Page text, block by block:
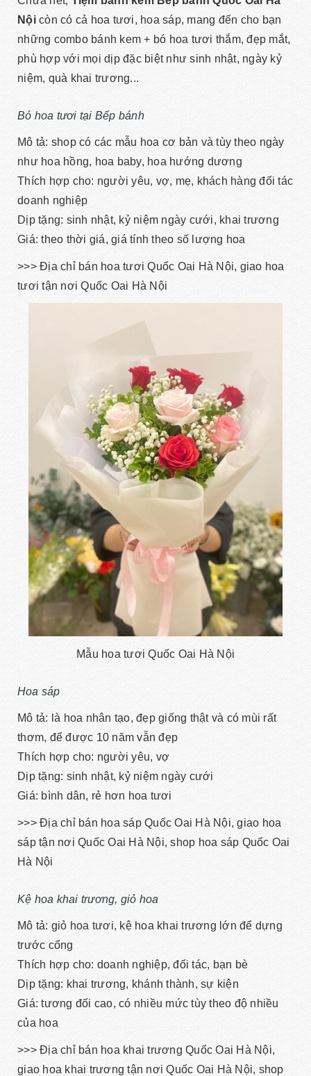
Nộicòn có cả hoa tươi, hoa sáp, mang đến cho bạn
những combo bánh kem + bó hoa tươi thắm, đẹp mắt,
phù hợp với mọi dịp đặc biệt như sinh nhật, ngày kỷ
niệm, quà khai trương...
Bó hoa tươi tại Bếp bánh
Mô tả: shop có các mẫu hoa cơ bản và tùy theo ngày
như hoa hồng, hoa baby, hoa hướng dương
Thích hợp cho: người yêu, vợ, mẹ, khách hàng đối tác
doanh nghiệp
Dịp tặng: sinh nhật, kỷ niệm ngày cưới, khai trương
Giá: theo thời giá, giá tính theo số lượng hoa
>>> Địa chỉ bán hoa tươi Quốc Oai Hà Nội, giao hoa
tươi tận nơi Quốc Oai Hà Nội
Mẫu hoa tươi Quốc Oai Hà Nội
Hoa sáp
Mô tả: là hoa nhân tạo, đẹp giống thật và có mùi rất
thơm, để được 10 năm vẫn đẹp
Thích hợp cho: người yêu, vợ
Dịp tặng: sinh nhật, kỷ niệm ngày cưới
Giá: bình dân, rẻ hơn hoa tươi
>>> Địa chỉ bán hoa sáp Quốc Oai Hà Nội, giao hoa
sáp tận nơi Quốc Oai Hà Nội, shop hoa sáp Quốc Oai
Hà Nội
Kệ hoa khai trương, giỏ hoa
Mô tả: giỏ hoa tươi, kệ hoa khai trương lớn để dựng
trước cổng
Thích hợp cho: doanh nghiệp, đối tác, bạn bè
Dịp tặng: khai trương, khánh thành, sự kiện
Giá: tương đối cao, có nhiều mức tùy theo độ nhiều
của hoa
>>> Địa chỉ bán hoa khai trương Quốc Oai Hà Nội,
giao hoa khai trương tận nơi Quốc Oai Hà Nội, shop